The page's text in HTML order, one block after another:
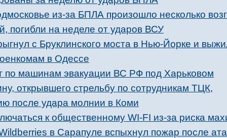
из-за БПЛА произошло несколько
погибли на неделе от ударов ВСУ
с Бруклинского моста в Нью-Йорке и
в Одессе
по машинам эвакуации ВС РФ под Харьковом
открывшего стрельбу по сотрудникам ТЦК,
после удара молнии в Коми
к общественному WI-FI из-за риска
в Сарапуле вспыхнул пожар после